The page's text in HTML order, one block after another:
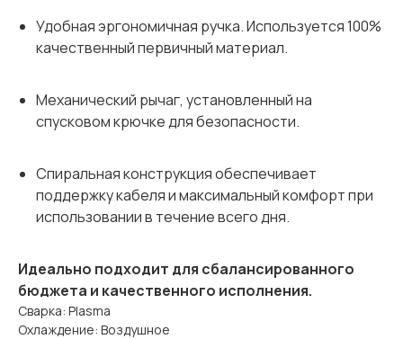
Удобная эргономичная ручка. Используется 100%
качественный первичный материал.
Механический рычаг, установленный на
спусковом крючке для безопасности.
Спиральная конструкция обеспечивает
поддержку кабеля и максимальный комфорт при
использовании в течение всего дня.
Идеально подходит для сбалансированного
бюджета и качественного исполнения.
Сварка: Plasma
Охлаждение: Воздушное